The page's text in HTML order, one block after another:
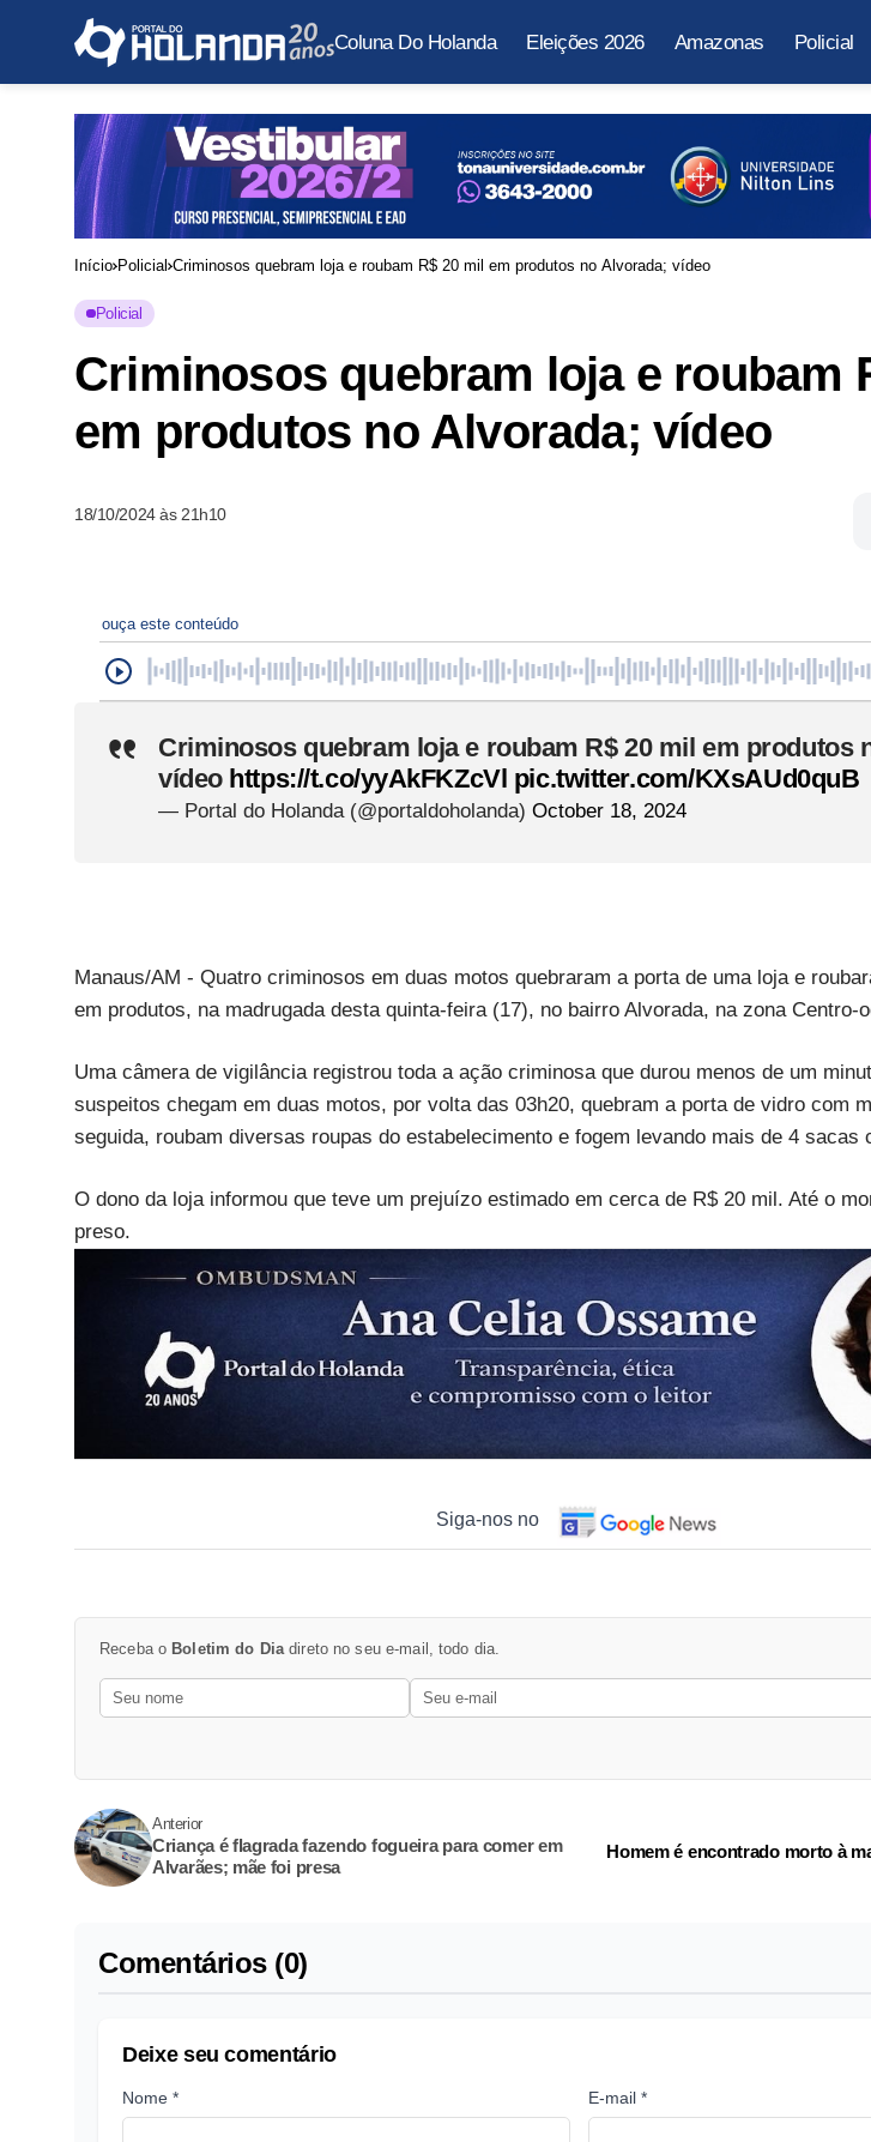
Coluna Do Holanda Eleições 2026 Amazonas Policial
Início Policial Criminosos quebram loja e roubam R$ 20 mil em produtos no Alvorada; vídeo
Policial
Criminosos quebram loja e roubam
em produtos no Alvorada; vídeo
18/10/2024 às 21h10
ouça este conteúdo
Criminosos quebram loja e roubam R$ 20 mil em produtos
vídeo https://t.co/yyAkFKZcVl pic.twitter.com/KXsAUd0quB
— Portal do Holanda (@portaldoholanda) October 18, 2024
Manaus/AM - Quatro criminosos em duas motos quebraram a porta de uma loja e
em produtos, na madrugada desta quinta-feira (17), no bairro Alvorada, na zona Centro-
Uma câmera de vigilância registrou toda a ação criminosa que durou menos de um
suspeitos chegam em duas motos, por volta das 03h20, quebram a porta de vidro com
seguida, roubam diversas roupas do estabelecimento e fogem levando mais de 4 sacas
O dono da loja informou que teve um prejuízo estimado em cerca de R$ 20 mil. Até o
preso.
Siga-nos no
Receba o Boletim do Diadireto no seu e-mail, todo dia.
Anterior
Criança é flagrada fazendo fogueira para comer em
Alvarães; mãe foi presa
Homem é encontrado morto à
Comentários (0)
Deixe seu comentário
Nome * E-mail *